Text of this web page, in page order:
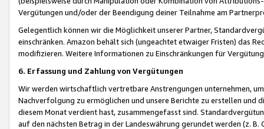
Vergütungen und/oder der Beendigung deiner Teilnahme am
Gelegentlich können wir die Möglichkeit unserer Partner,
einschränken. Amazon behält sich (ungeachtet etwaiger Fristen) das
modifizieren. Weitere Informationen zu Einschränkungen für
6. Erfassung und Zahlung von Vergütungen
Wir werden wirtschaftlich vertretbare Anstrengungen unternehmen,
Nachverfolgung zu ermöglichen und unsere Berichte zu erstellen und
diesem Monat verdient hast, zusammengefasst sind.
auf den nächsten Betrag in der Landeswährung gerundet werden (z.